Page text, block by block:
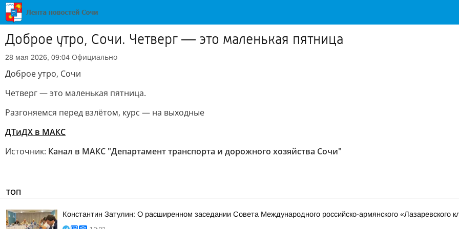
Доброе утро, Сочи. Четверг — это маленькая пятница
28 мая 2026, 09:04 Официально
Доброе утро, Сочи
Четверг — это маленькая пятница.
Разгоняемся перед взлётом, курс — на выходные
ДТиДХ в МАКС
Источник: Канал в МАКС "Департамент транспорта и дорожного хозяйства Сочи"
ТОП
Константин Затулин: О расширенном заседании Совета Международного российско-армянского «Лазаревского